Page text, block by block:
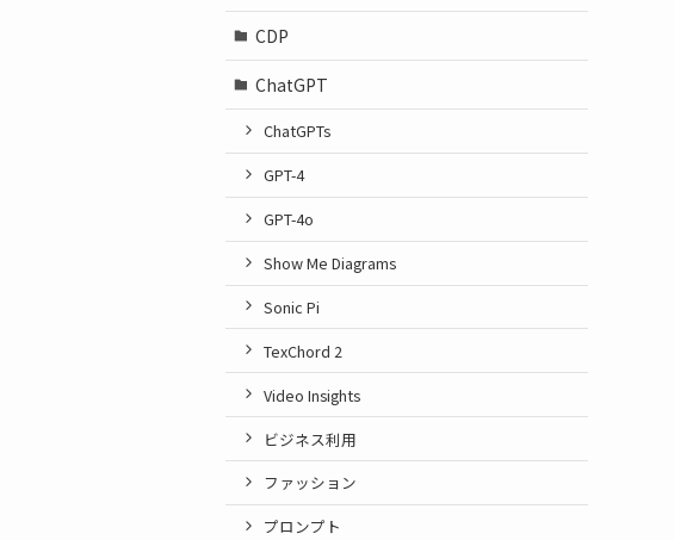
CDP
ChatGPT
ChatGPTs
GPT-4
GPT-4o
Show Me Diagrams
Sonic Pi
TexChord 2
Video Insights
ビジネス利用
ファッション
プロンプト